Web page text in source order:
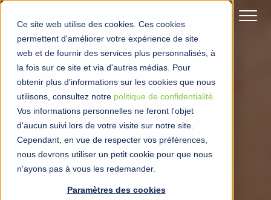
Ce site web utilise des cookies. Ces cookies
permettent d'améliorer votre expérience de site
web et de fournir des services plus personnalisés, à
la fois sur ce site et via d'autres médias. Pour
obtenir plus d'informations sur les cookies que nous
utilisons, consultez notre politique de confidentialité.
Vos informations personnelles ne feront l'objet
d'aucun suivi lors de votre visite sur notre site.
Cependant, en vue de respecter vos préférences,
nous devrons utiliser un petit cookie pour que nous
n'ayons pas à vous les redemander.
Paramètres des cookies